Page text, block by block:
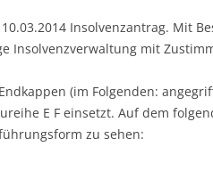
Insolvenzantrag. Mit
Insolvenzverwaltung mit
(im Folgenden:
E F einsetzt. Auf dem
zu sehen: